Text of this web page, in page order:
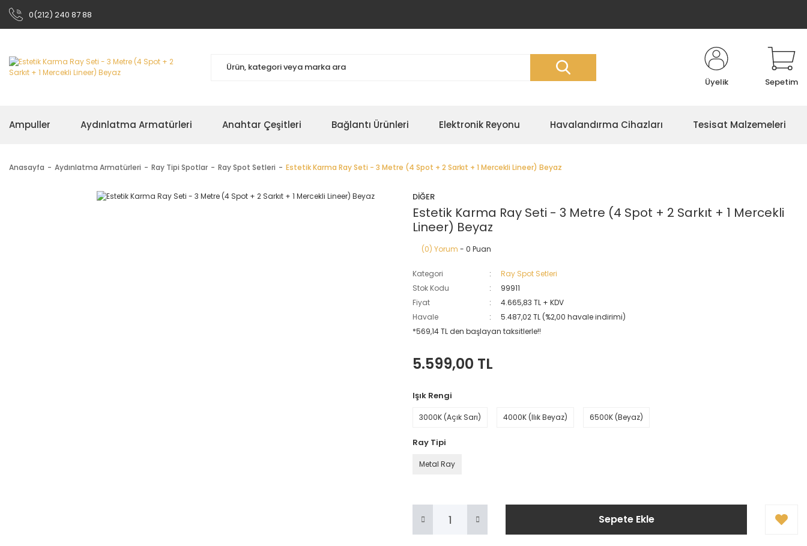
0(212) 240 87 88
Üyelik Sepetim
Ampuller Aydınlatma Armatürleri Anahtar Çeşitleri Bağlantı Ürünleri Elektronik Reyonu Havalandırma Cihazları Tesisat Malzemeleri
Anasayfa Aydınlatma Armatürleri Ray Tipi Spotlar Ray Spot Setleri Estetik Karma Ray Seti - 3 Metre (4 Spot + 2 Sarkıt + 1 Mercekli Lineer) Beyaz
DİĞER
Estetik Karma Ray Seti - 3 Metre (4 Spot + 2 Sarkıt + 1 Mercekli
Lineer) Beyaz
(0) Yorum - 0 Puan
Kategori
Ray Spot Setleri
Stok Kodu
99911
Fiyat
4.665,83 TL + KDV
Havale
5.487,02 TL (%2,00 havale indirimi)
*569,14 TL den başlayan taksitlerle!!
5.599,00 TL
Işık Rengi
3000K (Açık Sarı) 4000K (Ilık Beyaz) 6500K (Beyaz)
Ray Tipi
Metal Ray
Sepete Ekle